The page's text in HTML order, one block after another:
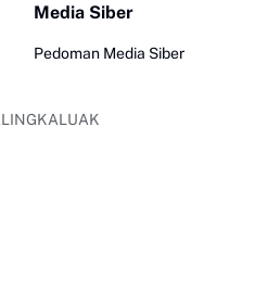
Media Siber
Pedoman Media Siber